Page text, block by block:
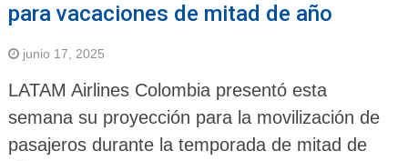
para vacaciones de mitad de año
junio 17, 2025
LATAM Airlines Colombia presentó esta
semana su proyección para la movilización de
pasajeros durante la temporada de mitad de